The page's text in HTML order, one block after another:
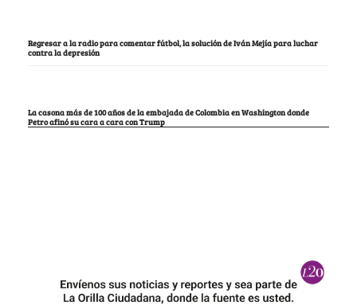
Regresar a la radio para comentar fútbol, la solución de Iván Mejía para luchar
contra la depresión
La casona más de 100 años de la embajada de Colombia en Washington donde
Petro afinó su cara a cara con Trump